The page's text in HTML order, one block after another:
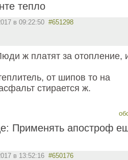
тепло
в 09:22:50 #651298
ж платят за отопление,
от шипов то на
стирается ж.
Применять апостроф
в 13:52:16 #650176